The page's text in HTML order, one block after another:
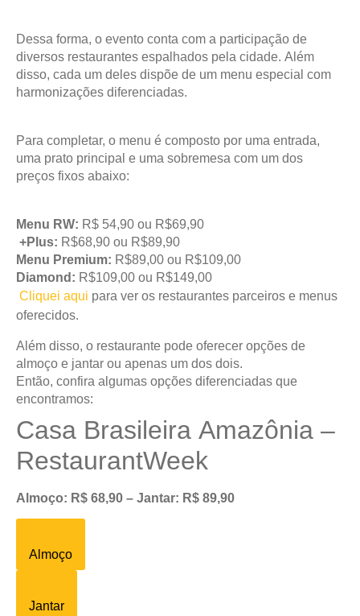
Dessa forma, o evento conta com a participação de
diversos restaurantes espalhados pela cidade. Além
disso, cada um deles dispõe de um menu especial com
harmonizações diferenciadas.
Para completar, o menu é composto por uma entrada,
uma prato principal e uma sobremesa com um dos
preços fixos abaixo:
Menu RW: R$ 54,90 ou R$69,90
+Plus: R$68,90 ou R$89,90
Menu Premium: R$89,00 ou R$109,00
Diamond: R$109,00 ou R$149,00
Cliquei aqui para ver os restaurantes parceiros e menus
oferecidos.
Além disso, o restaurante pode oferecer opções de
almoço e jantar ou apenas um dos dois.
Então, confira algumas opções diferenciadas que
encontramos:
Casa Brasileira Amazônia –
RestaurantWeek
Almoço: R$ 68,90 – Jantar: R$ 89,90
Almoço
Jantar